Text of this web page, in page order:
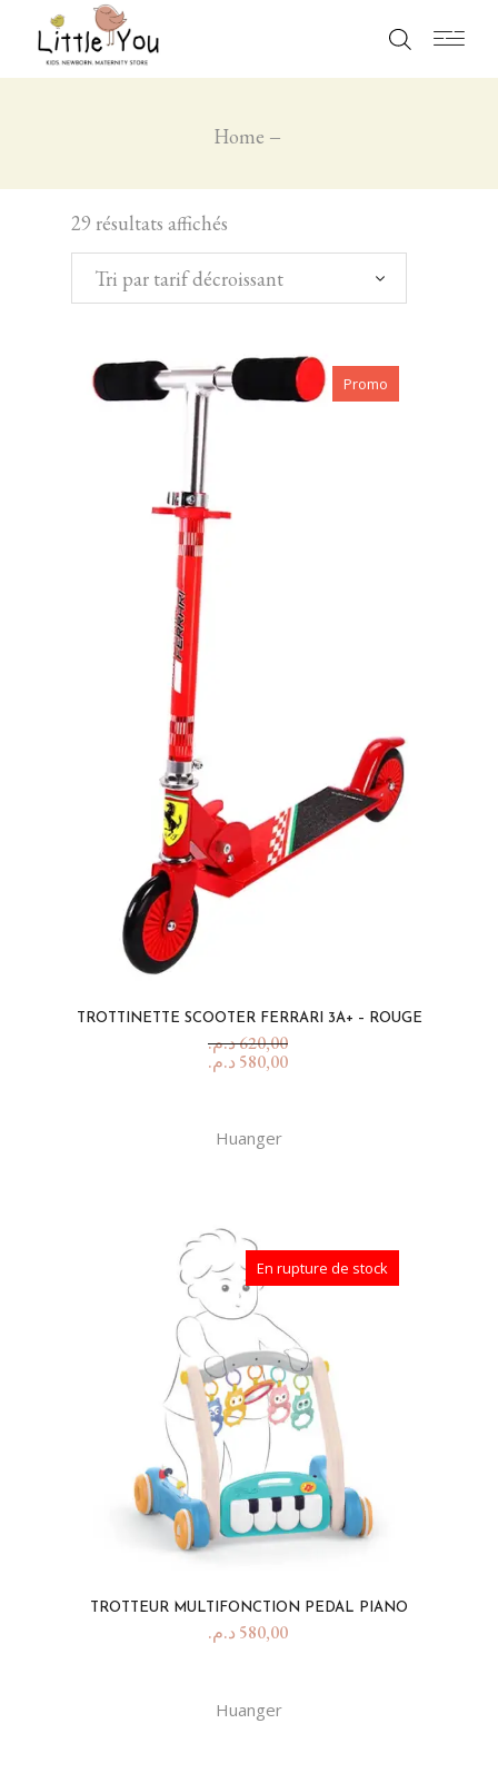
Home
29 résultats affichés
Tri par tarif décroissant
Promo
TROTTINETTE SCOOTER FERRARI 3A+ – ROUGE
620,00د.م.
580,00 د.م.
Huanger
En rupture de stock
TROTTEUR MULTIFONCTION PEDAL PIANO
580,00 د.م.
Huanger